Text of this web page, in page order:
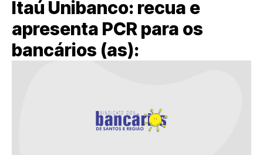
Itaú Unibanco: recua e
apresenta PCR para os
bancários (as):